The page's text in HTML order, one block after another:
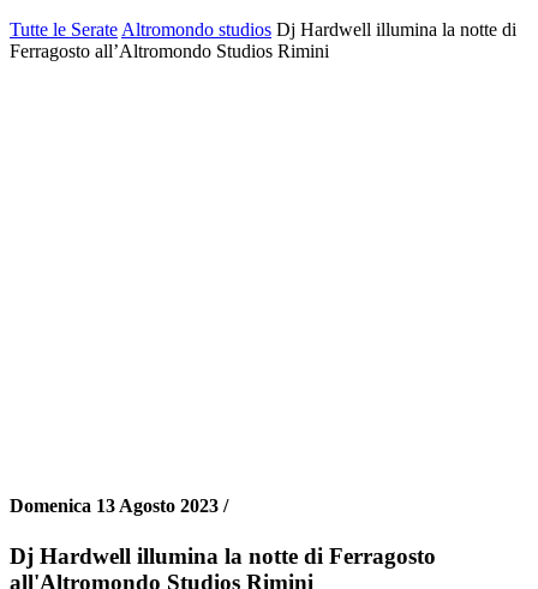
Tutte le Serate Altromondo studios Dj Hardwell illumina la notte di
Ferragosto all’Altromondo Studios Rimini
Domenica 13 Agosto 2023 /
Dj Hardwell illumina la notte di Ferragosto
all'Altromondo Studios Rimini